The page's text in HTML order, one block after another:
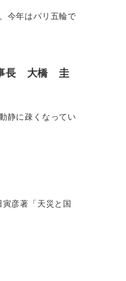
今年はパリ五輪で
事長 大橋 圭
静に疎くなってい
彦著「天災と国